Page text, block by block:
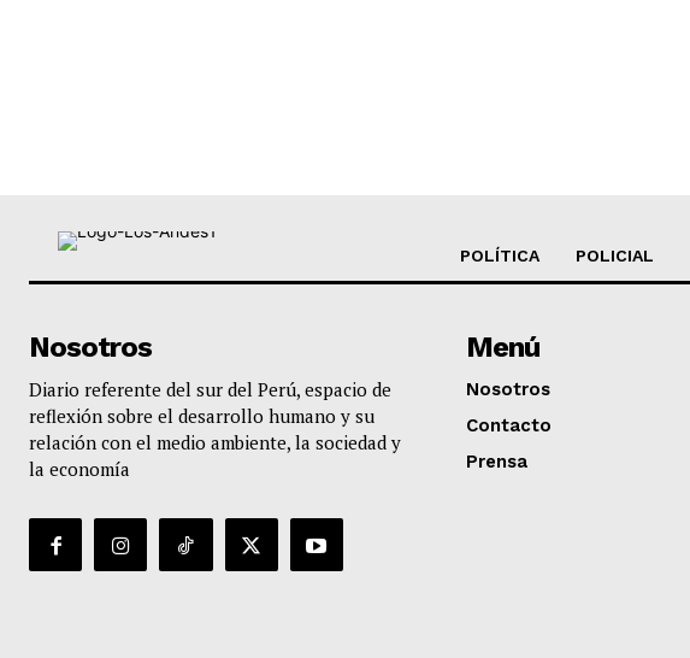
POLÍTICA POLICIAL
Nosotros
Diario referente del sur del Perú, espacio de
reflexión sobre el desarrollo humano y su
relación con el medio ambiente, la sociedad y
la economía
Menú
Nosotros
Contacto
Prensa